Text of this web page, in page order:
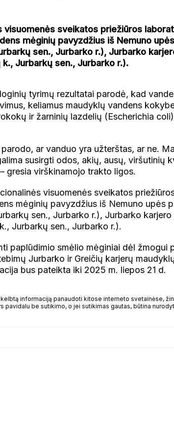
visuomenės sveikatos priežiūros
mėginių pavyzdžius iš Nemuno
sen., Jurbarko r.), Jurbarko
Jurbarkų sen., Jurbarko r.).
tyrimų rezultatai parodė, kad
keliamus maudyklų vandens
ir žarninių lazdelių (Escherichia
ar vanduo yra užterštas, ar ne.
susirgti odos, akių, ausų, viršutinių
gresia virškinamojo trakto ligos.
visuomenės sveikatos
mėginių pavyzdžius iš Nemuno upės
sen., Jurbarko r.), Jurbarko
Jurbarkų sen., Jurbarko r.).
paplūdimio smėlio mėginiai dėl žmogui
Jurbarko ir Greičių karjerų
bus pateikta iki 2025 m. liepos 21 d.
informaciją panaudoti kitose interneto svetainėse,
pavidalu be sutikimo, o jei sutikimas gautas, būtina